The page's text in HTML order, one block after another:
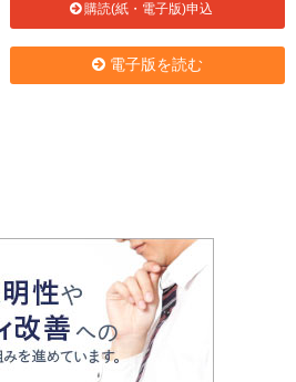
購読(紙・電子版)申込
電子版を読む